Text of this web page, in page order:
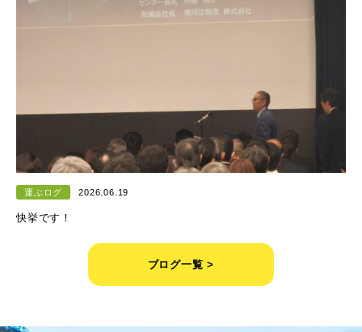
運ぶログ 2026.06.19
快挙です！
ブログ一覧 >